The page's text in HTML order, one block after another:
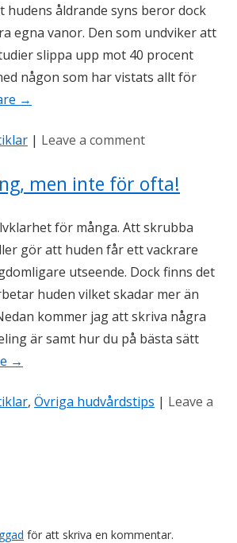
hudens åldrande syns beror dock
egna vanor. Den som undviker att
slippa upp mot 40 procent
någon som har vistats allt för
→
| Leave a comment
men inte för ofta!
för många. Att skrubba
gör att huden får ett vackrare
utseende. Dock finns det
huden vilket skadar mer än
kommer jag att skriva några
är samt hur du på bästa sätt
→
, Övriga hudvårdstips | Leave a
för att skriva en kommentar.